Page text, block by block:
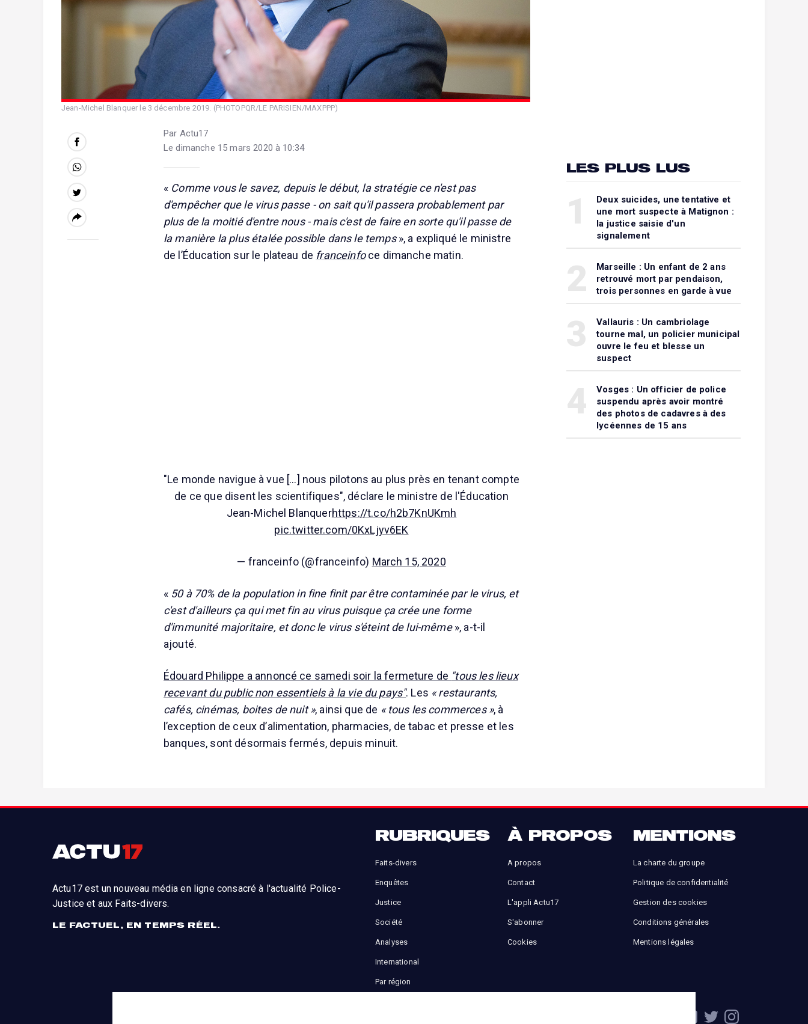
Jean-Michel Blanquer le 3 décembre 2019. (PHOTOPQR/LE PARISIEN/MAXPPP)
Par Actu17
Le dimanche 15 mars 2020 à 10:34
« Comme vous le savez, depuis le début, la stratégie ce n'est pas
d'empêcher que le virus passe - on sait qu'il passera probablement par
plus de la moitié d'entre nous - mais c'est de faire en sorte qu'il passe de
la manière la plus étalée possible dans le temps», a expliqué le ministre
de l’Éducation sur le plateau de franceinfoce dimanche matin.
"Le monde navigue à vue [...] nous pilotons au plus près en tenant compte
de ce que disent les scientifiques", déclare le ministre de l'Éducation
Jean-Michel Blanquerhttps://t.co/h2b7KnUKmh
pic.twitter.com/0KxLjyv6EK
— franceinfo (@franceinfo) March 15, 2020
« 50 à 70% de la population in fine finit par être contaminée par le virus, et
c'est d'ailleurs ça qui met fin au virus puisque ça crée une forme
d'immunité majoritaire, et donc le virus s'éteint de lui-même», a-t-il
ajouté.
Édouard Philippe a annoncé ce samedi soir la fermeture de "tous les lieux
recevant du public non essentiels à la vie du pays". Les « restaurants,
cafés, cinémas, boites de nuit », ainsi que de « tous les commerces », à
l’exception de ceux d’alimentation, pharmacies, de tabac et presse et les
banques, sont désormais fermés, depuis minuit.
LES PLUS LUS
Deux suicides, une tentative et
une mort suspecte à Matignon :
la justice saisie d'un
signalement
Marseille : Un enfant de 2 ans
retrouvé mort par pendaison,
trois personnes en garde à vue
Vallauris : Un cambriolage
tourne mal, un policier municipal
ouvre le feu et blesse un
suspect
Vosges : Un officier de police
suspendu après avoir montré
des photos de cadavres à des
lycéennes de 15 ans
Actu17 est un nouveau média en ligne consacré à l'actualité Police-
Justice et aux Faits-divers.
LE FACTUEL, EN TEMPS RÉEL.
RUBRIQUES
Faits-divers
Enquêtes
Justice
Société
Analyses
International
Par région
À PROPOS
A propos
Contact
L'appli Actu17
S'abonner
Cookies
MENTIONS
La charte du groupe
Politique de confidentialité
Gestion des cookies
Conditions générales
Mentions légales